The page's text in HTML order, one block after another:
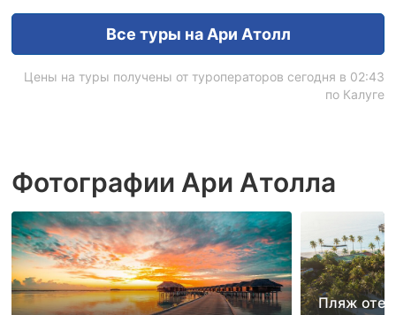
Все туры на Ари Атолл
Цены на туры получены от туроператоров сегодня в 02:43
по Калуге
Фотографии Ари Атолла
Пляж